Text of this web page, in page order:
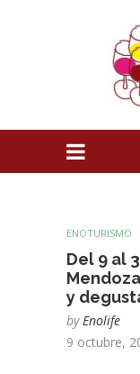
ENOTURISMO
Del 9 al
y
by Enolife
9 octubre,